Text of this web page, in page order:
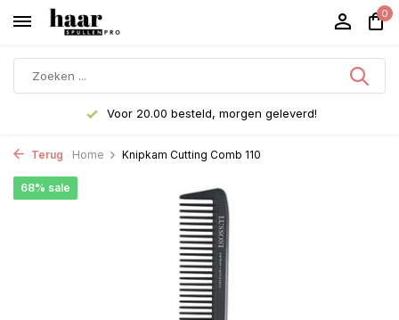
0
Voor 20.00 besteld, morgen geleverd!
Terug Home Knipkam Cutting Comb 110
68% sale